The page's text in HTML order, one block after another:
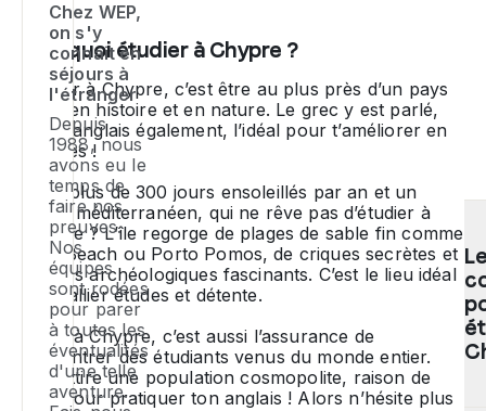
Chez WEP,
on s'y
connait en
séjours à
l'étranger
Depuis
1988, nous
avons eu le
temps de
faire nos
preuves.
Nos
équipes
sont rodées
pour parer
à toutes les
éventualités
d'une telle
aventure.
Pourquoi étudier à Chypre ?
Étudier à Chypre, c’est être au plus près d’un pays
riche en histoire et en nature. Le grec y est parlé,
mais l’anglais également, l’idéal pour t’améliorer en
langues !
Avec plus de 300 jours ensoleillés par an et un
climat méditerranéen, qui ne rêve pas d’étudier à
Chypre ? L’île regorge de plages de sable fin comme
Lara Beach ou Porto Pomos, de criques secrètes et
de sites archéologiques fascinants. C’est le lieu idéal
pour allier études et détente.
Partir à Chypre, c’est aussi l’assurance de
rencontrer des étudiants venus du monde entier.
L’île attire une population cosmopolite, raison de
plus pour pratiquer ton anglais ! Alors n’hésite plus